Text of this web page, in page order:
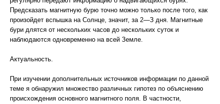
Предсказать магнитную бурю точно можно только после того, как
произойдет вспышка на Солнце, значит, за 2—З дня. Магнитные
бури длятся от нескольких часов до нескольких суток и
наблюдаются одновременно на всей Земле.
Актуальность.
При изучении дополнительных источников информации по данной
теме я обнаружил множество различных гипотез по объяснению
происхождения основного магнитного поля. В частности,